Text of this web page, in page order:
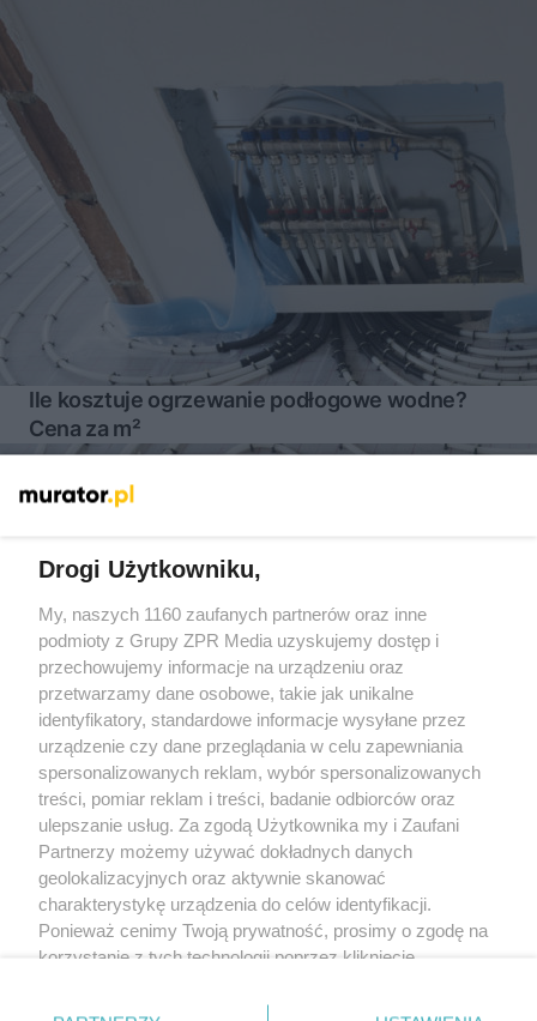
Ile kosztuje ogrzewanie podłogowe wodne?
Cena za m²
Żaden utwór zamieszczony w serwisie nie może być powielany i
rozpowszechniany lub dalej rozpowszechniany w jakikolwiek sposób
(w tym także elektroniczny lub mechaniczny) na jakimkolwiek polu
eksploatacji w jakiejkolwiek formie, włącznie z umieszczaniem w
Internecie bez pisemnej zgody właściciela praw. Jakiekolwiek użycie
lub wykorzystanie utworów w całości lub w części z naruszeniem
prawa, tzn. bez właściwej zgody, jest zabronione pod groźbą kary i
może być ścigane prawnie.
Drogi Użytkowniku,
My, naszych 1160 zaufanych partnerów oraz inne
podmioty z Grupy ZPR Media uzyskujemy dostęp i
przechowujemy informacje na urządzeniu oraz
przetwarzamy dane osobowe, takie jak unikalne
identyfikatory, standardowe informacje wysyłane przez
urządzenie czy dane przeglądania w celu zapewniania
spersonalizowanych reklam, wybór spersonalizowanych
treści, pomiar reklam i treści, badanie odbiorców oraz
ulepszanie usług. Za zgodą Użytkownika my i Zaufani
Partnerzy możemy używać dokładnych danych
geolokalizacyjnych oraz aktywnie skanować
charakterystykę urządzenia do celów identyfikacji.
Ponieważ cenimy Twoją prywatność, prosimy o zgodę na
korzystanie z tych technologii poprzez kliknięcie
zmienić/wycofać klikając przycisk ustawień prywatności